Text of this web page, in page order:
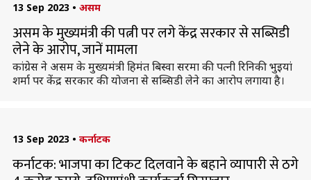
13 Sep 2023 • असम
असम के मुख्यमंत्री की पत्नी पर लगे केंद्र सरकार से सब्सिडी
लेने के आरोप, जानें मामला
कांग्रेस ने असम के मुख्यमंत्री हिमंत बिस्वा सरमा की पत्नी रिनिकी भुइयां
शर्मा पर केंद्र सरकार की योजना से सब्सिडी लेने का आरोप लगाया है।
13 Sep 2023 • कर्नाटक
कर्नाटक: भाजपा का टिकट दिलवाने के बहाने व्यापारी से ठगे